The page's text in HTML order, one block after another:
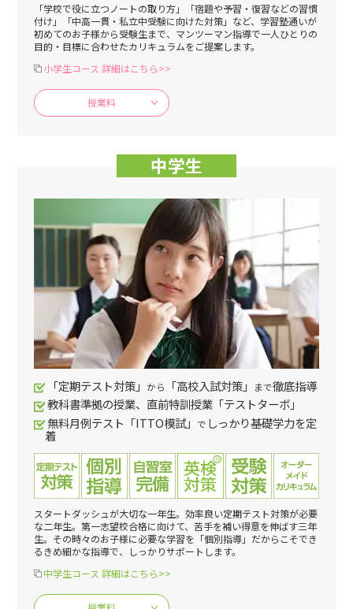
「学校で役に立つノートの取り方」「宿題や予習・復習などの習慣
付け」「中高一貫・私立中受験に向けた対策」など、学習塾通いが
初めてのお子様から受験生まで、マンツーマン指導で一人ひとりの
目的・目標に合わせたカリキュラムをご提案します。
小学生コース 詳細はこちら>>
授業料
中学生
「定期テスト対策」 から 「高校入試対策」 まで徹底指導
教科書準拠の授業、直前特訓授業「テストターボ」
無料月例テスト「ITTO模試」 で しっかり基礎学力を定
着
スタートダッシュが大切な一年生。効率良い定期テスト対策が必要
な二年生。第一志望校合格に向けて、苦手を補い得意を伸ばす三年
生。その時々のお子様に必要な学習を「個別指導」だからこそでき
るきめ細かな指導で、しっかりサポートします。
中学生コース 詳細はこちら>>